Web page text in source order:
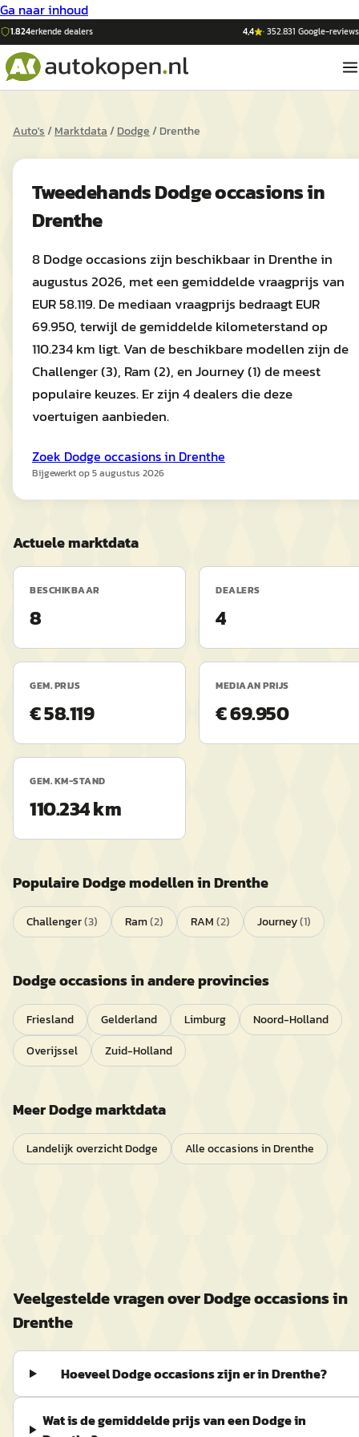
Ga naar inhoud
1.824erkende dealers 4,4 ·352.831 Google-reviews
Auto's/Marktdata/Dodge/Drenthe
TweedehandsDodgeoccasions in
Drenthe
8 Dodge occasions zijn beschikbaar in Drenthe in
augustus 2026, met een gemiddelde vraagprijs van
EUR 58.119. De mediaan vraagprijs bedraagt EUR
69.950, terwijl de gemiddelde kilometerstand op
110.234 km ligt. Van de beschikbare modellen zijn de
Challenger (3), Ram (2), en Journey (1) de meest
populaire keuzes. Er zijn 4 dealers die deze
voertuigen aanbieden.
Zoek Dodge occasions in Drenthe
Bijgewerkt op5 augustus 2026
Actuele marktdata
BESCHIKBAAR
8
DEALERS
4
GEM. PRIJS
€ 58.119
MEDIAAN PRIJS
€ 69.950
GEM. KM-STAND
110.234 km
PopulaireDodgemodellen inDrenthe
Challenger(3) Ram(2) RAM(2) Journey(1)
Dodgeoccasions in andere provincies
Friesland Gelderland Limburg
Noord-Holland
Overijssel
Zuid-Holland
MeerDodgemarktdata
Landelijk overzichtDodge Alle occasions inDrenthe
Veelgestelde vragen overDodgeoccasions in
Drenthe
Hoeveel Dodge occasions zijn er in Drenthe?
Wat is de gemiddelde prijs van een Dodge in